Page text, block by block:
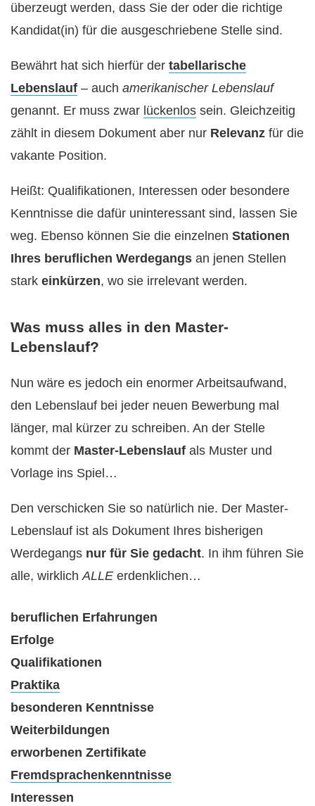
überzeugt werden, dass Sie der oder die richtige
Kandidat(in) für die ausgeschriebene Stelle sind.
Bewährt hat sich hierfür der tabellarische
Lebenslauf – auch amerikanischer Lebenslauf
genannt. Er muss zwar lückenlos sein. Gleichzeitig
zählt in diesem Dokument aber nur Relevanz für die
vakante Position.
Heißt: Qualifikationen, Interessen oder besondere
Kenntnisse die dafür uninteressant sind, lassen Sie
weg. Ebenso können Sie die einzelnen Stationen
Ihres beruflichen Werdegangs an jenen Stellen
stark einkürzen, wo sie irrelevant werden.
Was muss alles in den Master-
Lebenslauf?
Nun wäre es jedoch ein enormer Arbeitsaufwand,
den Lebenslauf bei jeder neuen Bewerbung mal
länger, mal kürzer zu schreiben. An der Stelle
kommt der Master-Lebenslauf als Muster und
Vorlage ins Spiel…
Den verschicken Sie so natürlich nie. Der Master-
Lebenslauf ist als Dokument Ihres bisherigen
Werdegangs nur für Sie gedacht. In ihm führen Sie
alle, wirklichALLE erdenklichen…
beruflichen Erfahrungen
Erfolge
Qualifikationen
Praktika
besonderen Kenntnisse
Weiterbildungen
erworbenen Zertifikate
Fremdsprachenkenntnisse
Interessen